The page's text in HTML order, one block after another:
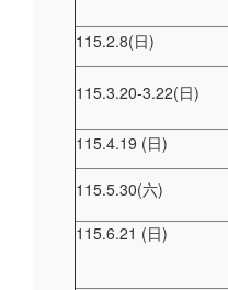
115.2.8(日)
115.3.20-3.22(日)
115.4.19 (日)
115.5.30(六)
115.6.21 (日)